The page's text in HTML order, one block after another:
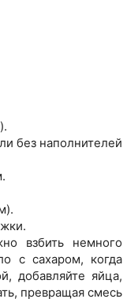
без наполнителей
взбить немного
с сахаром, когда
добавляйте яйца,
превращая смесь